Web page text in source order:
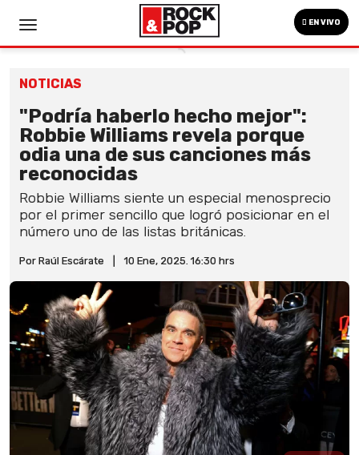
EN VIVO
NOTICIAS
"Podría haberlo hecho mejor":
Robbie Williams revela porque
odia una de sus canciones más
reconocidas
Robbie Williams siente un especial menosprecio
por el primer sencillo que logró posicionar en el
número uno de las listas británicas.
Por Raúl Escárate 10 Ene, 2025. 16:30 hrs